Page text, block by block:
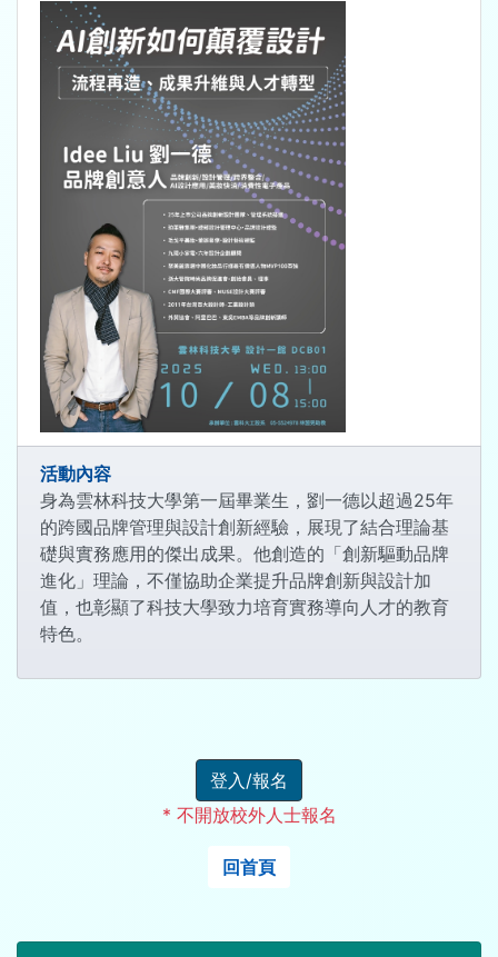
活動內容
身為雲林科技大學第一屆畢業生，劉一德以超過25年
的跨國品牌管理與設計創新經驗，展現了結合理論基
礎與實務應用的傑出成果。他創造的「創新驅動品牌
進化」理論，不僅協助企業提升品牌創新與設計加
值，也彰顯了科技大學致力培育實務導向人才的教育
特色。
登入/報名
* 不開放校外人士報名
回首頁